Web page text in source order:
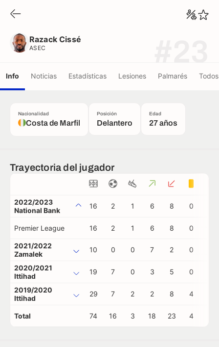
Razack Cissé
ASEC
Info Noticias Estadísticas Lesiones Palmarés
Nacionalidad
Costa de Marfil
Posición
Delantero
Edad
27 años
Trayectoria del jugador
2022/2023
National Bank
16 2 1 6 8 0
Premier League 16 2 1 6 8 0
2021/2022
Zamalek
10 0 0 7 2 0
2020/2021
Ittihad
19 7 0 3 5 0
2019/2020
Ittihad
29 7 2 2 8 4
Total 74 16 3 18 23 4